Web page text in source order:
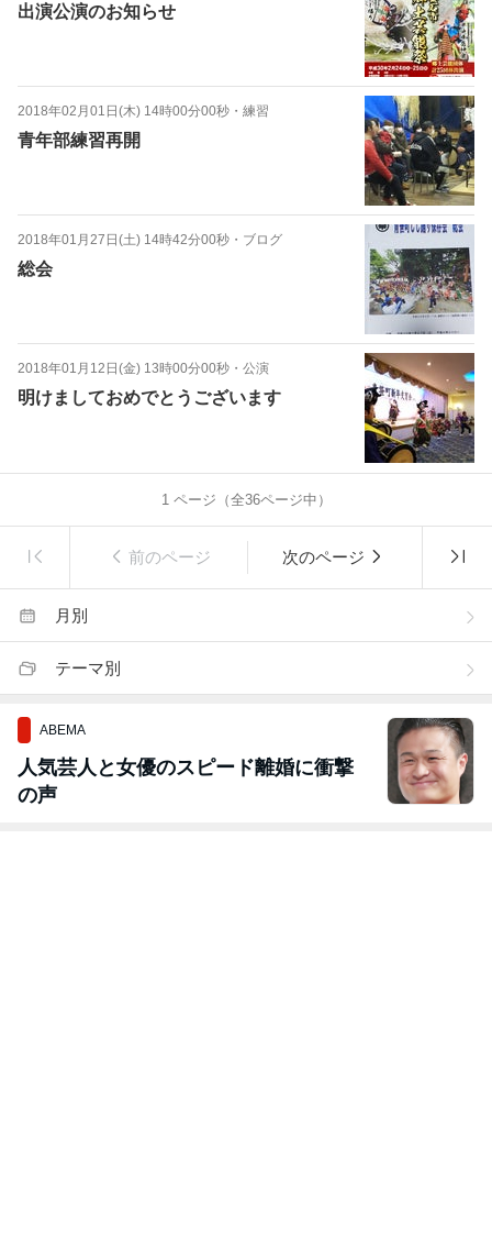
出演公演のお知らせ
2018年02月01日(木) 14時00分00秒 ・ 練習
青年部練習再開
2018年01月27日(土) 14時42分00秒 ・ ブログ
総会
2018年01月12日(金) 13時00分00秒 ・ 公演
明けましておめでとうございます
1ページ（全36ページ中）
前のページ 次のページ
月別
テーマ別
ABEMA
人気芸人と女優のスピード離婚に衝撃
の声